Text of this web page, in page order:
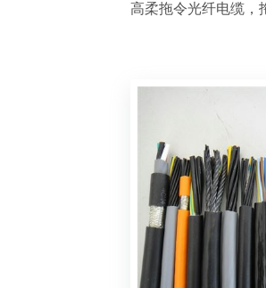
高柔拖令光纤电缆，